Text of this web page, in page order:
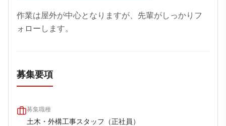
作業は屋外が中心となりますが、先輩がしっかりフ
ォローします。
募集要項
募集職種
土木・外構工事スタッフ（正社員）